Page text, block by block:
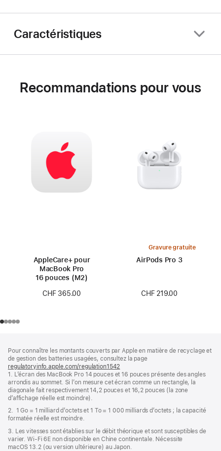
Caractéristiques
Recommandations pour vous
AppleCare+ pour
MacBook Pro
16 pouces (M2)
CHF 365.00
Gravure gratuite
AirPods Pro 3
CHF 219.00
de
page
de
bas
de
page
Pour connaître les montants couverts par Apple en matière de recyclage et
de gestion des batteries usagées, consultez la page
regulatoryinfo.apple.com/regulation1542
dans
une
nouvelle
1. L’écran des MacBook Pro 14 pouces et 16 pouces présente des angles
arrondis au sommet. Si l’on mesure cet écran comme un rectangle, la
diagonale fait respectivement 14,2 pouces et 16,2 pouces (la zone
d’affichage réelle est moindre).
2. 1 Go = 1 milliard d’octets et 1 To = 1 000 milliards d’octets ; la capacité
formatée réelle est moindre.
3. Les vitesses sont établies sur le débit théorique et sont susceptibles de
varier. Wi‑Fi 6E non disponible en Chine continentale. Nécessite
macOS 13.2 (ou version ultérieure) au Japon.